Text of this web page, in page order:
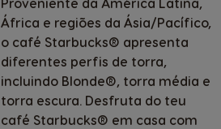
África e regiões da Ásia/Pacífico,
o café Starbucks® apresenta
diferentes perfis de torra,
incluindo Blonde®, torra média e
torra escura. Desfruta do teu
café Starbucks® em casa com